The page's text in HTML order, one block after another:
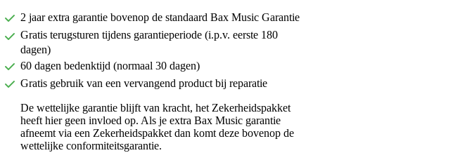
2 jaar extra garantie bovenop de standaard Bax Music Garantie
Gratis terugsturen tijdens garantieperiode (i.p.v. eerste 180
dagen)
60 dagen bedenktijd (normaal 30 dagen)
Gratis gebruik van een vervangend product bij reparatie
De wettelijke garantie blijft van kracht, het Zekerheidspakket
heeft hier geen invloed op. Als je extra Bax Music garantie
afneemt via een Zekerheidspakket dan komt deze bovenop de
wettelijke conformiteitsgarantie.